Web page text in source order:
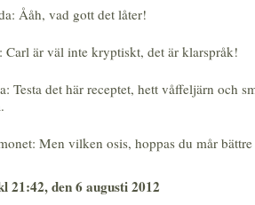
Ååh, vad gott det låter!
Carl är väl inte kryptiskt, det är klarspråk!
Testa det här receptet, hett våffeljärn och
Men vilken osis, hoppas du mår
21:42, den 6 augusti 2012